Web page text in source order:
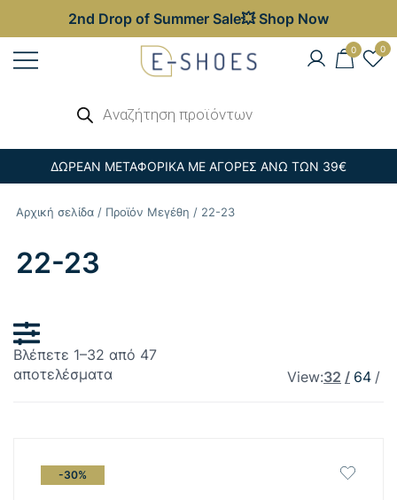
2nd Drop of Summer Sale💥 Shop Now
Παπούτσια – Επώνυμες Τσάντες στις
0 0
προϊόντων
ΔΩΡΕΑΝ ΜΕΤΑΦΟΡΙΚΑ ΜΕ ΑΓΟΡΕΣ ΑΝΩ ΤΩΝ 39€
Αρχική σελίδα / Προϊόν Μεγέθη / 22-23
22-23
Βλέπετε 1–32 από 47
αποτελέσματαSorted
View:32 64
-30%